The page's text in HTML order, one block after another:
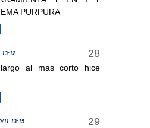
PURPURA
13:12
al mas corto hice
11 13:15